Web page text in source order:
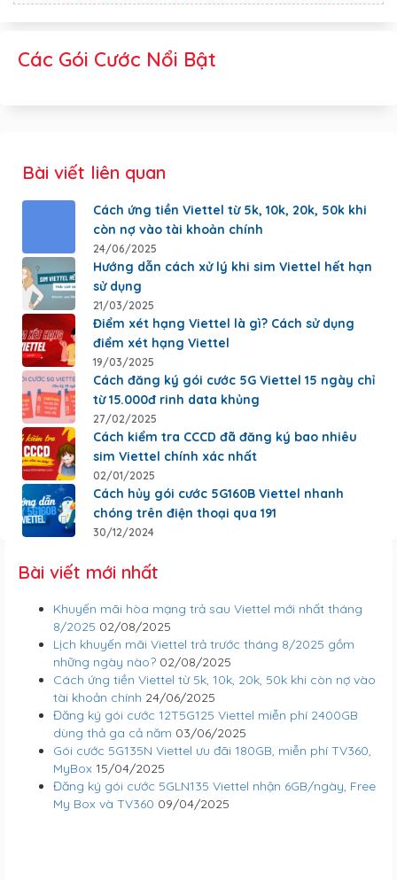
Các Gói Cước Nổi Bật
Bài viết liên quan
Cách ứng tiền Viettel từ 5k, 10k, 20k, 50k khi
còn nợ vào tài khoản chính
24/06/2025
Hướng dẫn cách xử lý khi sim Viettel hết hạn
sử dụng
21/03/2025
Điểm xét hạng Viettel là gì? Cách sử dụng
điểm xét hạng Viettel
19/03/2025
Cách đăng ký gói cước 5G Viettel 15 ngày chỉ
từ 15.000đ rinh data khủng
27/02/2025
Cách kiểm tra CCCD đã đăng ký bao nhiêu
sim Viettel chính xác nhất
02/01/2025
Cách hủy gói cước 5G160B Viettel nhanh
chóng trên điện thoại qua 191
30/12/2024
Bài viết mới nhất
Khuyến mãi hòa mạng trả sau Viettel mới nhất tháng
8/2025 02/08/2025
Lịch khuyến mãi Viettel trả trước tháng 8/2025 gồm
những ngày nào? 02/08/2025
Cách ứng tiền Viettel từ 5k, 10k, 20k, 50k khi còn nợ vào
tài khoản chính 24/06/2025
Đăng ký gói cước 12T5G125 Viettel miễn phí 2400GB
dùng thả ga cả năm 03/06/2025
Gói cước 5G135N Viettel ưu đãi 180GB, miễn phí TV360,
MyBox 15/04/2025
Đăng ký gói cước 5GLN135 Viettel nhận 6GB/ngày, Free
My Box và TV360 09/04/2025